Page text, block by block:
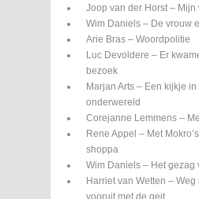
Joop van der Horst –
Wim Daniels – De vrouw
Arie Bras – Woordpolitie
Luc Devoldere – Er
bezoek
Marjan Arts – Een kijkje
onderwereld
Corejanne Lemmens –
Rene Appel – Met
shoppa
Wim Daniels – Het gezag
Harriet van Wetten –